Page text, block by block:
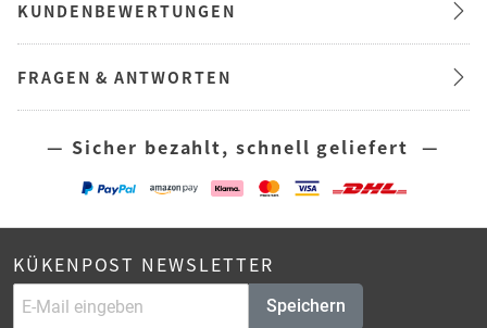
KUNDENBEWERTUNGEN
FRAGEN & ANTWORTEN
— Sicher bezahlt, schnell geliefert —
KÜKENPOST NEWSLETTER
Speichern